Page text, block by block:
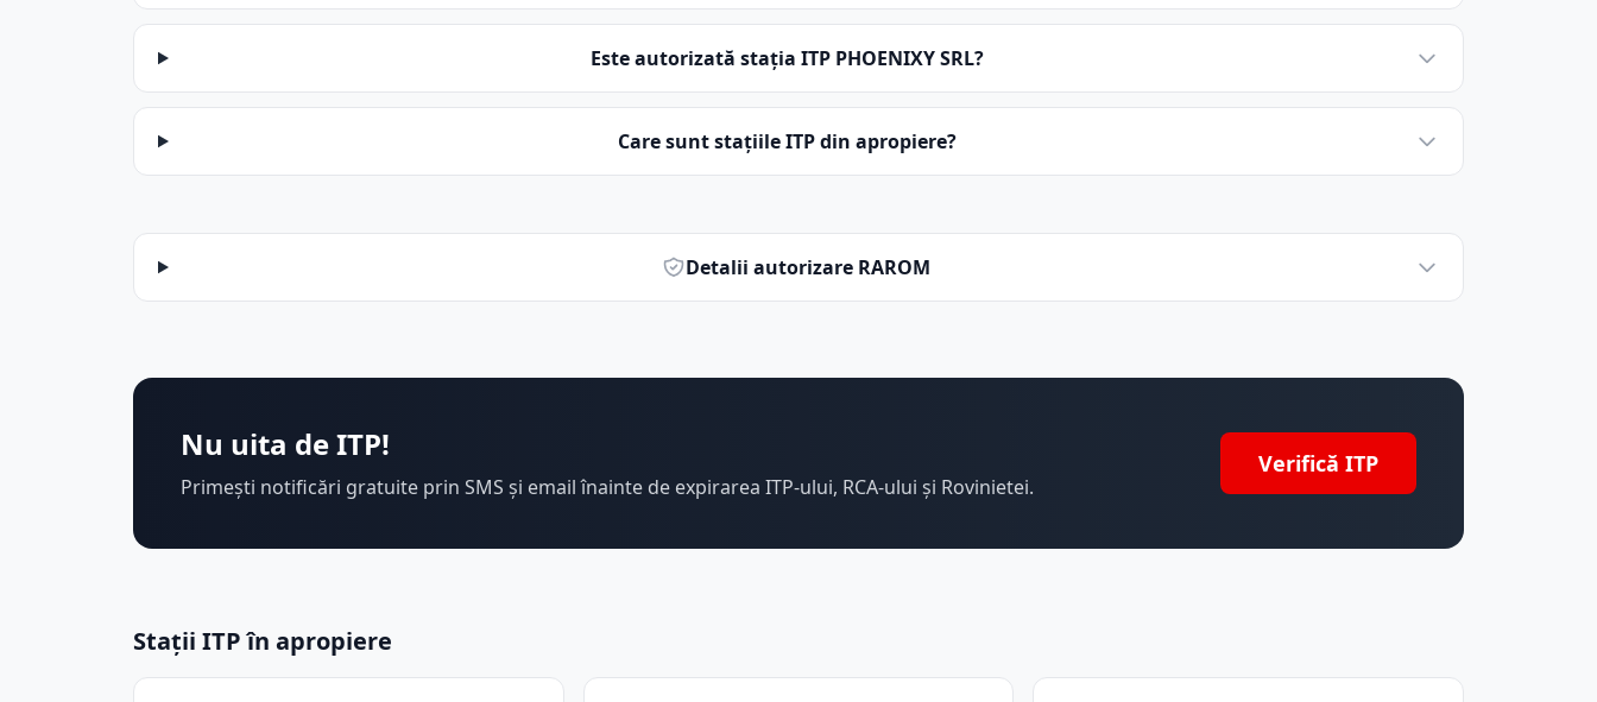
Este autorizată stația ITP PHOENIXY SRL?
Care sunt stațiile ITP din apropiere?
Detalii autorizare RAROM
Nu uita de ITP!
Primești notificări gratuite prin SMS și email înainte de expirarea ITP-ului, RCA-ului și Rovinietei.
Verifică ITP
Stații ITP în apropiere